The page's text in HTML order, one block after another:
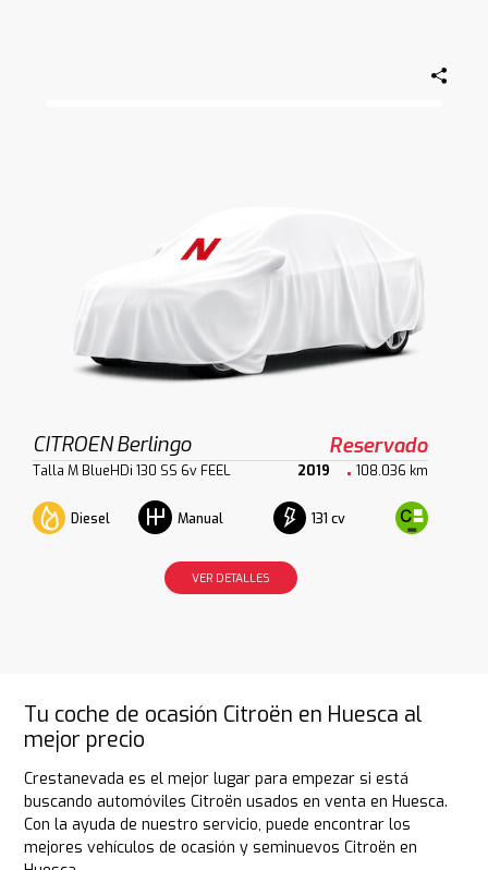
CITROEN Berlingo Reservado
Talla M BlueHDi 130 SS 6v FEEL 2019 108.036 km
Diesel Manual 131 cv
VER DETALLES
Tu coche de ocasión Citroën en Huesca al
mejor precio
Crestanevada es el mejor lugar para empezar si está
buscando automóviles Citroën usados en venta en Huesca.
Con la ayuda de nuestro servicio, puede encontrar los
mejores vehículos de ocasión y seminuevos Citroën en